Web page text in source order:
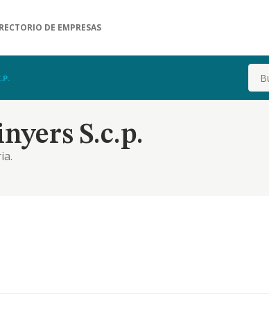
DE EMPRESAS
S.c.p.